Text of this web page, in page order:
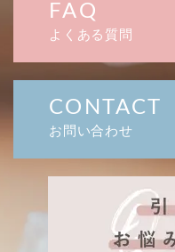
FAQ
よくある質問
CONTACT
お問い合わせ